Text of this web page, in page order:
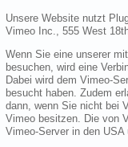
Unsere Website nutzt
Vimeo Inc., 555 West
Wenn Sie eine unserer
besuchen, wird eine
Dabei wird dem Vimeo-
besucht haben. Zudem
dann, wenn Sie nicht bei
Vimeo besitzen. Die von
Vimeo-Server in den USA